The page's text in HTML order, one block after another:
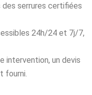
serrures certifiées
24h/24 et 7j/7,
intervention, un devis
fourni.